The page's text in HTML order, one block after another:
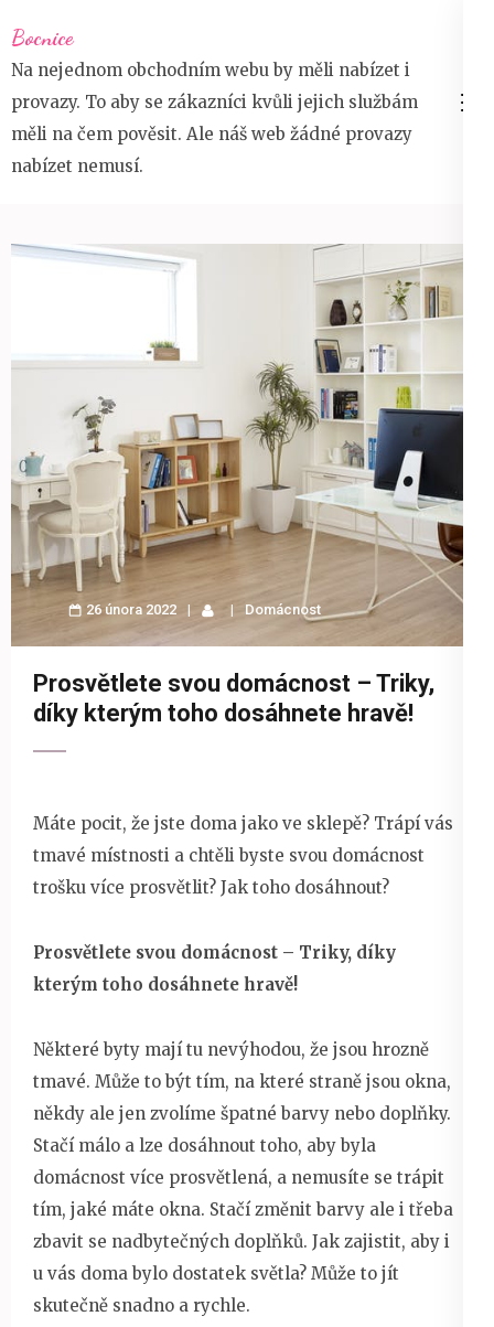
na
obsah
(stiskněte
Enter)
Bocnice
Na nejednom obchodním webu by měli nabízet i
provazy. To aby se zákazníci kvůli jejich službám
měli na čem pověsit. Ale náš web žádné provazy
nabízet nemusí.
26 února 2022 Domácnost
Prosvětlete svou domácnost – Triky,
díky kterým toho dosáhnete hravě!
Máte pocit, že jste doma jako ve sklepě? Trápí vás
tmavé místnosti a chtěli byste svou domácnost
trošku více prosvětlit? Jak toho dosáhnout?
Prosvětlete svou domácnost – Triky, díky
kterým toho dosáhnete hravě!
Některé byty mají tu nevýhodou, že jsou hrozně
tmavé. Může to být tím, na které straně jsou okna,
někdy ale jen zvolíme špatné barvy nebo doplňky.
Stačí málo a lze dosáhnout toho, aby byla
domácnost více prosvětlená, a nemusíte se trápit
tím, jaké máte okna. Stačí změnit barvy ale i třeba
zbavit se nadbytečných doplňků. Jak zajistit, aby i
u vás doma bylo dostatek světla? Může to jít
skutečně snadno a rychle.